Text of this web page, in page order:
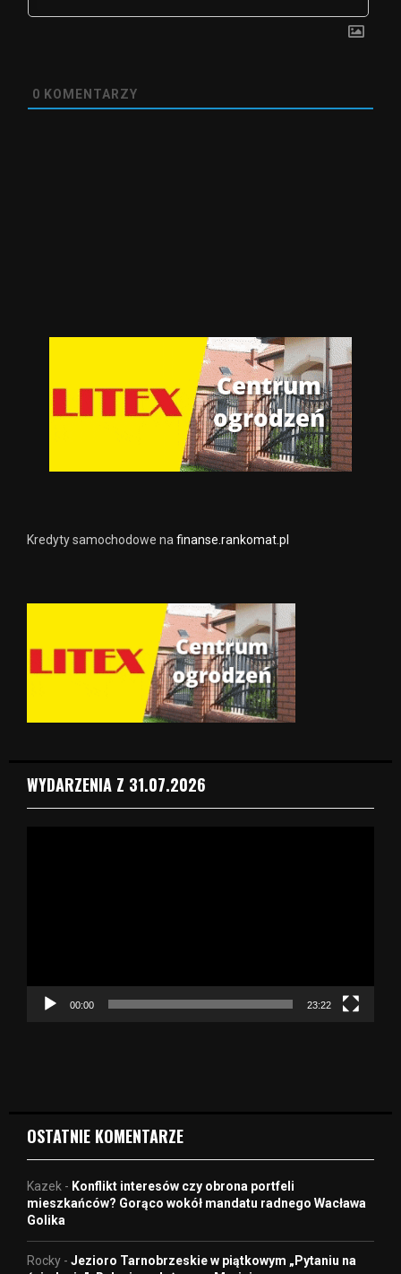
0 KOMENTARZY
Kredyty samochodowe na finanse.rankomat.pl
WYDARZENIA Z 31.07.2026
c
00:00 23:22
OSTATNIE KOMENTARZE
Kazek - Konflikt interesów czy obrona portfeli
mieszkańców? Gorąco wokół mandatu radnego Wacława
Golika
Rocky - Jezioro Tarnobrzeskie w piątkowym „Pytaniu na